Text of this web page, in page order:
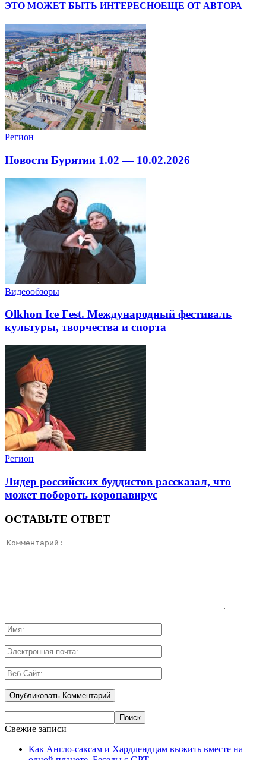
ЭТО МОЖЕТ БЫТЬ ИНТЕРЕСНОЕЩЕ ОТ АВТОРА
Регион
Новости Бурятии 1.02 — 10.02.2026
Видеообзоры
Olkhon Ice Fest. Международный фестиваль
культуры, творчества и спорта
Регион
Лидер российских буддистов рассказал, что
может побороть коронавирус
ОСТАВЬТЕ ОТВЕТ
Свежие записи
Как Англо-саксам и Хардлендцам выжить вместе на